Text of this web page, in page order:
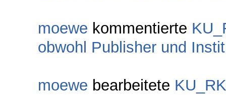
moewe kommentierte
obwohl Publisher und
moewe bearbeitete